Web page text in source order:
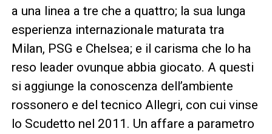
a una linea a tre che a quattro; la sua lunga
esperienza internazionale maturata tra
Milan, PSG e Chelsea; e il carisma che lo ha
reso leader ovunque abbia giocato. A questi
si aggiunge la conoscenza dell’ambiente
rossonero e del tecnico Allegri, con cui vinse
lo Scudetto nel 2011. Un affare a parametro